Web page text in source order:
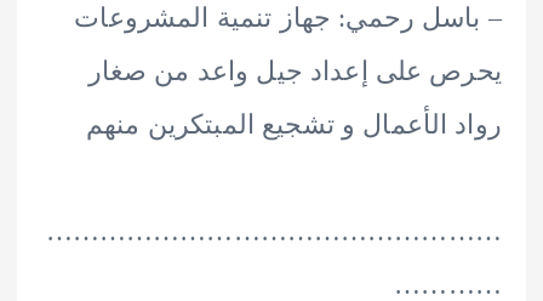
رحمي: جهاز تنمية المشروعات
على إعداد جيل واعد من صغار
الأعمال و تشجيع المبتكرين منهم